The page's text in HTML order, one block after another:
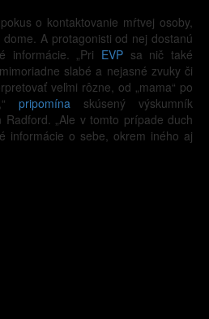
o kontaktovanie mŕtvej osoby,
A protagonisti od nej dostanú
informácie. „Pri EVP sa nič také
slabé a nejasné zvuky či
veľmi rôzne, od „mama“ po
pripomína skúsený výskumník
Radford. „Ale v tomto prípade duch
informácie o sebe, okrem iného aj